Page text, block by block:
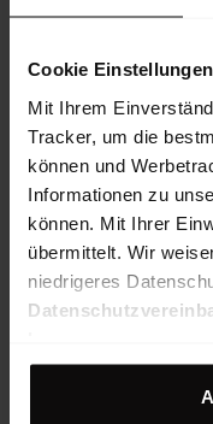
Cookie Einstellungen
Mit Ihrem
Tracker, um die
können und
Informationen zu
können. Mit Ihrer
übermittelt. Wir
niedrigeres
Materiale
Caratteristiche
Sostenibilità
Duty to provide